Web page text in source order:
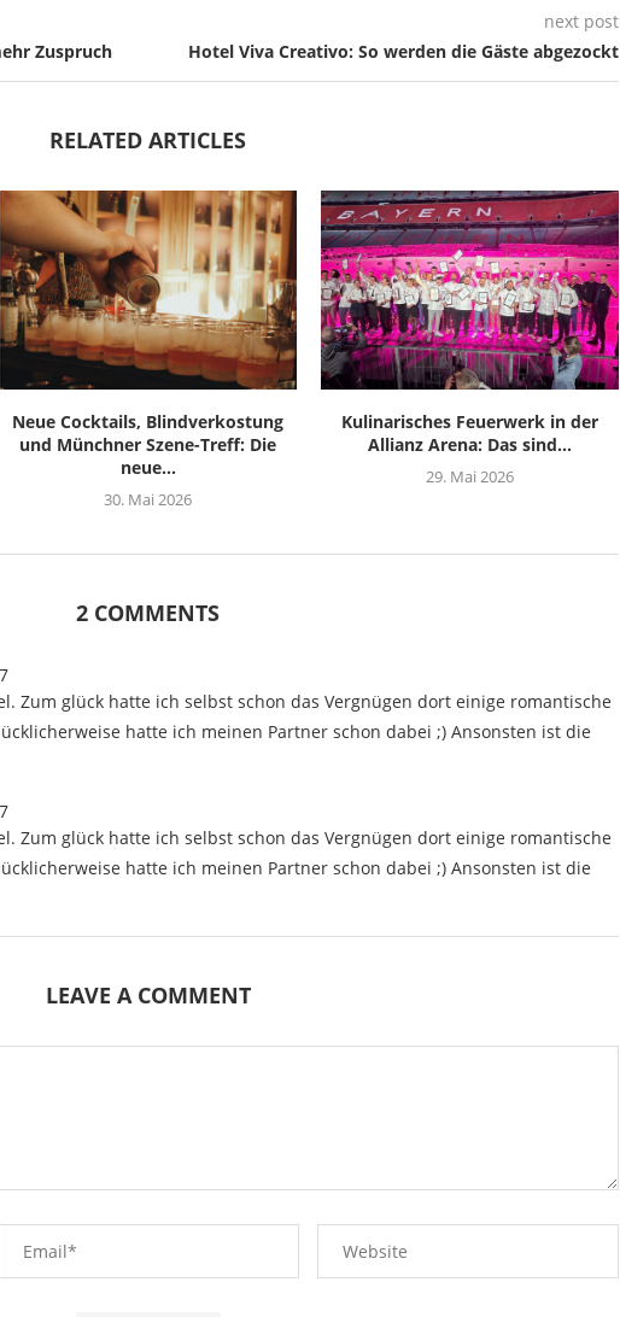
Zuspruch
next post
Hotel Viva Creativo: So werden die Gäste abgezockt
RELATED ARTICLES
Neue Cocktails, Blindverkostung
und Münchner Szene-Treff: Die
neue...
30. Mai 2026
Kulinarisches Feuerwerk in der
Allianz Arena: Das sind...
29. Mai 2026
2 COMMENTS
Zum glück hatte ich selbst schon das Vergnügen dort einige romantische
hatte ich meinen Partner schon dabei ;) Ansonsten ist die
Zum glück hatte ich selbst schon das Vergnügen dort einige romantische
hatte ich meinen Partner schon dabei ;) Ansonsten ist die
LEAVE A COMMENT